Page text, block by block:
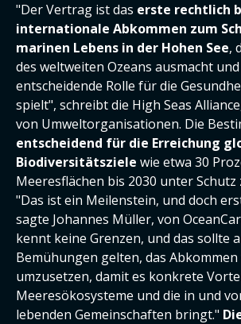
"Der Vertrag ist das erste rechtlich
internationale Abkommen zum
marinen Lebens in der Hohen See,
des weltweiten Ozeans ausmacht
entscheidende Rolle für die
spielt", schreibt die High Seas
von Umweltorganisationen. Die
entscheidend für die Erreichung
Biodiversitätsziele wie etwa 30
Meeresflächen bis 2030 unter Schutz
"Das ist ein Meilenstein, und doch
sagte Johannes Müller, von
kennt keine Grenzen, und das sollte
Bemühungen gelten, das
umzusetzen, damit es konkrete
Meeresökosysteme und die in und
lebenden Gemeinschaften bringt."